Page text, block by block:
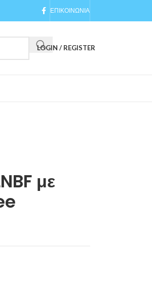
ΕΠΙΚΟΙΝΩΝΙΑ
LOGIN / REGISTER
με